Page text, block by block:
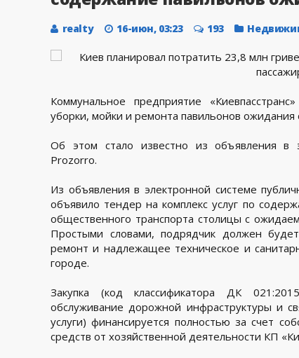
realty 16-июн, 03:23 193
Коммунальное предприятие
уборки, мойки и ремонта павильонов
Об этом стало известно из объявления в
Prozorro.
Из объявления в электронной системе
объявило тендер на комплекс услуг по
общественного транспорта столицы с
Простыми словами, подрядчик должен
ремонт и надлежащее техническое и
городе.
Закупка (код классификатора ДК
обслуживание дорожной инфраструктуры и
услуги) финансируется полностью за счет
средств от хозяйственной деятельности КП